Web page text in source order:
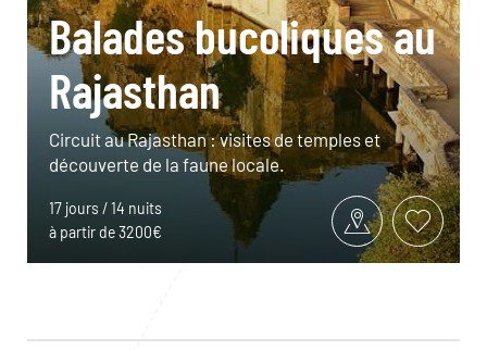
Balades bucoliques au
Rajasthan
Circuit au Rajasthan : visites de temples et
découverte de la faune locale.
17 jours / 14 nuits
à partir de 3200€